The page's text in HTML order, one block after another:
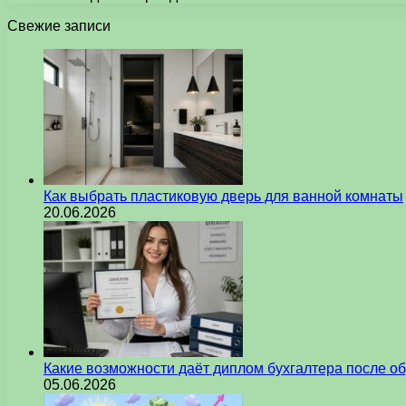
Свежие записи
Как выбрать пластиковую дверь для ванной комнаты
20.06.2026
Какие возможности даёт диплом бухгалтера после
05.06.2026